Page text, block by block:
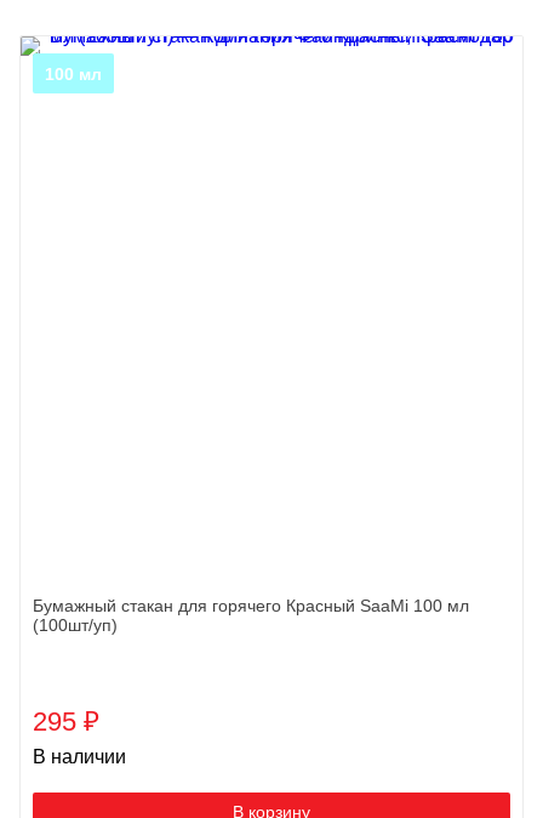
100 мл
Бумажный стакан для горячего Красный SaaMi 100 мл
(100шт/уп)
295 ₽
В наличии
В корзину